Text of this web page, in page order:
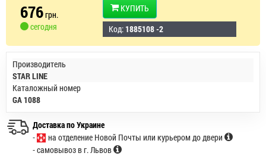
676грн.
сегодня
КУПИТЬ
Код: 1885108 -2
Производитель
STAR LINE
Каталожный номер
GA 1088
Доставка по Украине
-
на отделение Новой Почты или курьером до двери
- самовывоз в г. Львов